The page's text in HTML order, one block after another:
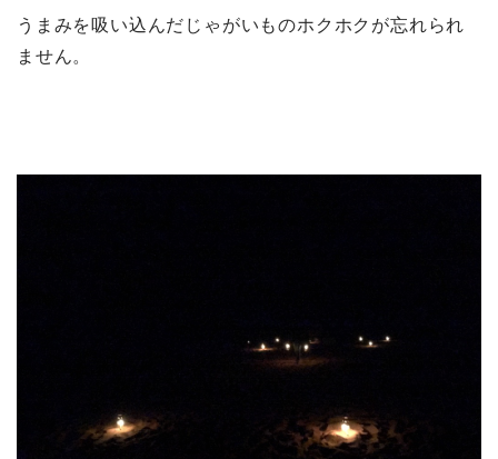
うまみを吸い込んだじゃがいものホクホクが忘れられ
ません。